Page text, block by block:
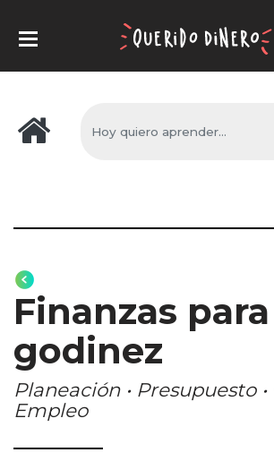
Finanzas para
godinez
Planeación • Presupuesto •
Empleo